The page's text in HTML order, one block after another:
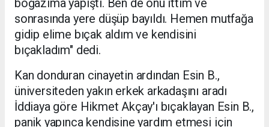
boğazıma yapıştı. Ben de onu ittim ve
sonrasında yere düşüp bayıldı. Hemen mutfağa
gidip elime bıçak aldım ve kendisini
bıçakladım" dedi.
Kan donduran cinayetin ardından Esin B.,
üniversiteden yakın erkek arkadaşını aradı
İddiaya göre Hikmet Akçay'ı bıçaklayan Esin B.,
panik yapınca kendisine yardım etmesi için